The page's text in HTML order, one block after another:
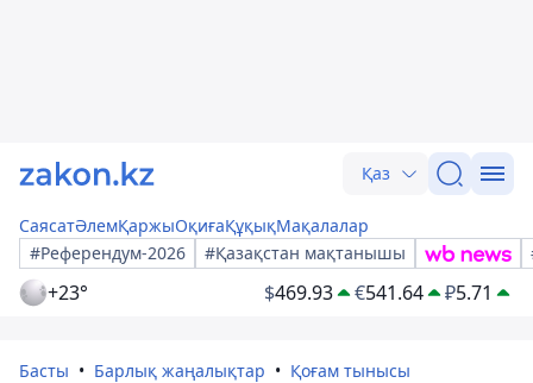
Қаз
СаясатӘлемҚаржыОқиғаҚұқықМақалалар
#Референдум-2026
#Қазақстан мақтанышы
+23° $469.93 €541.64 ₽5.71
Басты Барлық жаңалықтар Қоғам тынысы